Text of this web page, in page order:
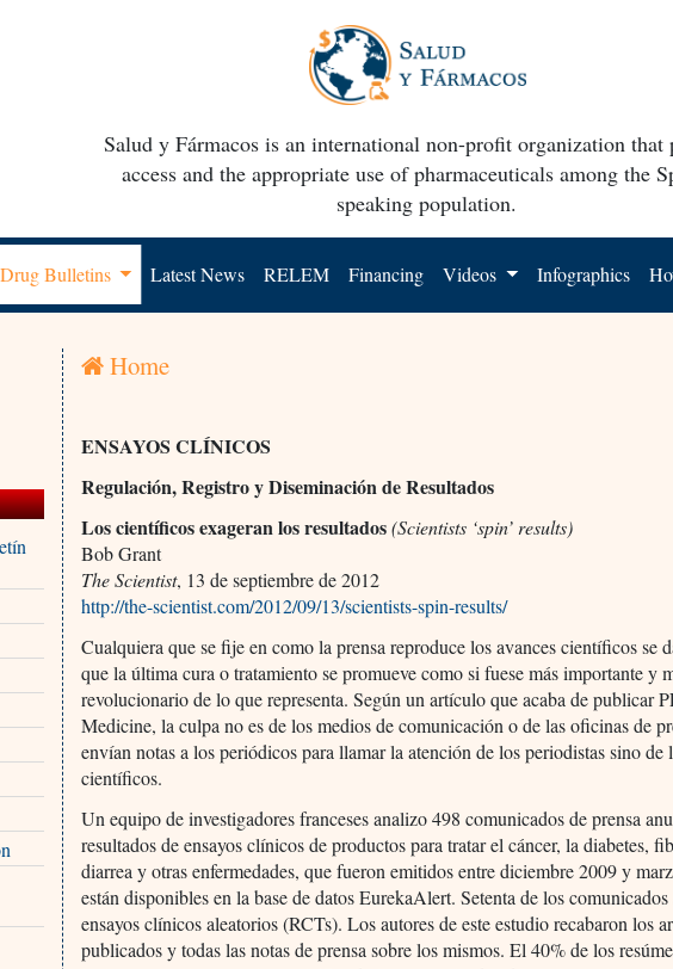
Salud y Fármacos is an international non-profit organization that
access and the appropriate use of pharmaceuticals among the
speaking population.
Drug Bulletins Latest News RELEM Financing Videos Infographics
Home
ENSAYOS CLÍNICOS
Regulación, Registro y Diseminación de Resultados
Los científicos exageran los resultados (Scientists ‘spin’ results)
Bob Grant
The Scientist, 13 de septiembre de 2012
http://the-scientist.com/2012/09/13/scientists-spin-results/
Cualquiera que se fije en como la prensa reproduce los avances científicos se
que la última cura o tratamiento se promueve como si fuese más importante y
revolucionario de lo que representa. Según un artículo que acaba de publicar
Medicine, la culpa no es de los medios de comunicación o de las oficinas de
envían notas a los periódicos para llamar la atención de los periodistas sino de
científicos.
Un equipo de investigadores franceses analizo 498 comunicados de prensa
resultados de ensayos clínicos de productos para tratar el cáncer, la diabetes,
diarrea y otras enfermedades, que fueron emitidos entre diciembre 2009 y
están disponibles en la base de datos EurekaAlert. Setenta de los comunicados
ensayos clínicos aleatorios (RCTs). Los autores de este estudio recabaron los
publicados y todas las notas de prensa sobre los mismos. El 40% de los